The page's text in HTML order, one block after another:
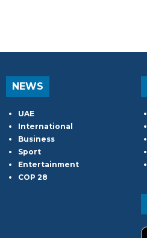
NEWS
UAE
International
Business
Sport
Entertainment
COP 28